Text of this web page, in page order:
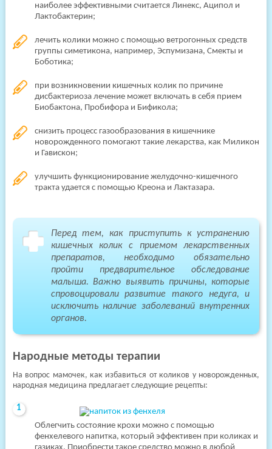
наиболее эффективными считается Линекс, Аципол и
Лактобактерин;
лечить колики можно с помощью ветрогонных средств
группы симетикона, например, Эспумизана, Смекты и
Боботика;
при возникновении кишечных колик по причине
дисбактериоза лечение может включать в себя прием
Биобактона, Пробифора и Бификола;
снизить процесс газообразования в кишечнике
новорожденного помогают такие лекарства, как Миликон
и Гавискон;
улучшить функционирование желудочно-кишечного
тракта удается с помощью Креона и Лактазара.
Перед тем, как приступить к устранению
кишечных колик с приемом лекарственных
препаратов, необходимо обязательно
пройти предварительное обследование
малыша. Важно выявить причины, которые
спровоцировали развитие такого недуга, и
исключить наличие заболеваний внутренних
органов.
Народные методы терапии
На вопрос мамочек, как избавиться от коликов у новорожденных,
народная медицина предлагает следующие рецепты:
Облегчить состояние крохи можно с помощью
фенхелевого напитка, который эффективен при коликах и